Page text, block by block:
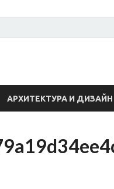
АРХИТЕКТУРА И ДИЗАЙН